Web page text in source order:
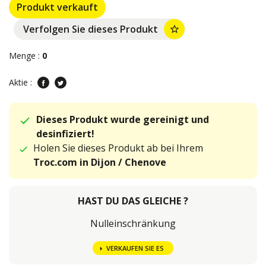
Produkt verkauft
Verfolgen Sie dieses Produkt
star_border
Menge : 0
Aktie :
Dieses Produkt wurde gereinigt und
desinfiziert!
Holen Sie dieses Produkt ab bei Ihrem
Troc.com in Dijon / Chenove
HAST DU DAS GLEICHE ?
Nulleinschränkung
VERKAUFEN SIE ES